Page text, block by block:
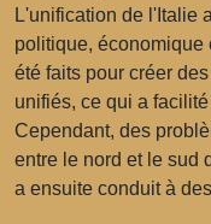
L'unification de l'Italie
politique, économique
été faits pour créer
unifiés, ce qui a
Cependant, des
entre le nord et le sud
a ensuite conduit à